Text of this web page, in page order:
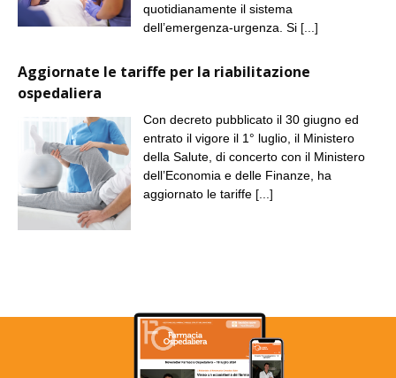
quotidianamente il sistema
dell’emergenza-urgenza. Si [...]
Aggiornate le tariffe per la riabilitazione
ospedaliera
Con decreto pubblicato il 30 giugno ed
entrato il vigore il 1° luglio, il Ministero
della Salute, di concerto con il Ministero
dell’Economia e delle Finanze, ha
aggiornato le tariffe [...]